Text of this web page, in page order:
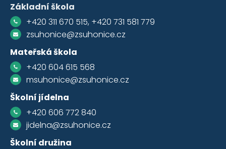
Základní škola
+420 311 670 515, +420 731 581 779
zsuhonice@zsuhonice.cz
Mateřská škola
+420 604 615 568
msuhonice@zsuhonice.cz
Školní jídelna
+420 606 772 840
jidelna@zsuhonice.cz
Školní družina